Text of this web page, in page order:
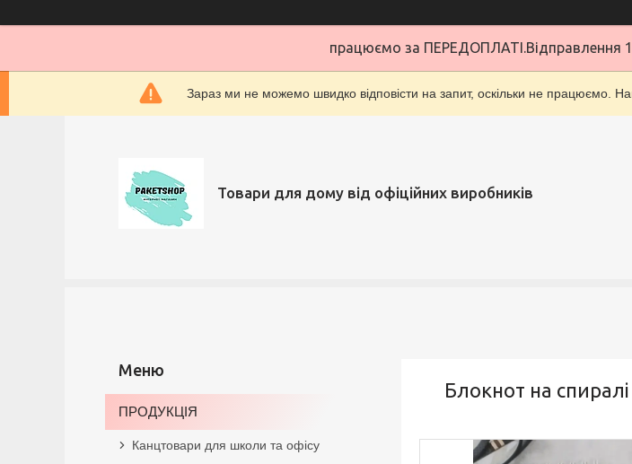
працюємо за ПЕРЕДОПЛАТІ.Відправлення
Зараз ми не можемо швидко відповісти на запит, оскільки не
Товари для дому від офіційних виробників
Блокнот на
ПРОДУКЦІЯ
Канцтовари для школи та офісу